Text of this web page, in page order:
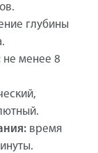
глубины
не менее 8
время